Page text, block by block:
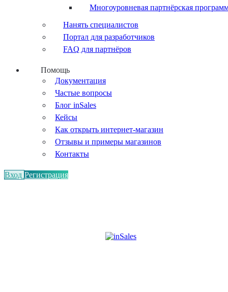
Многоуровневая партнёрская
Нанять специалистов
Портал для разработчиков
FAQ для партнёров
Помощь
Документация
Частые вопросы
Блог inSales
Кейсы
Как открыть интернет-магазин
Отзывы и примеры магазинов
Контакты
Вход Регистрация